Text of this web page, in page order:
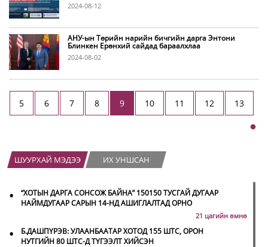
2024-08-12
АНУ-ын Төрийн нарийн бичгийн дарга Энтони
Блинкен Ерөнхий сайдад бараалхлаа
2024-08-02
5 6 7 8 9 10 11 12 13
ШУУРХАЙ МЭДЭЭ ИХ УНШСАН
•
“ХОТЫН ДАРГА СОНСОЖ БАЙНА” 150150 ТУСГАЙ ДУГААР
НАЙМДУГААР САРЫН 14-НД АШИГЛАЛТАД ОРНО
21 цагийн өмнө
•
Б.ДАШПҮРЭВ: УЛААНБААТАР ХОТОД 155 ШТС, ОРОН
НУТГИЙН 80 ШТС-Д ТҮГЭЭЛТ ХИЙСЭН